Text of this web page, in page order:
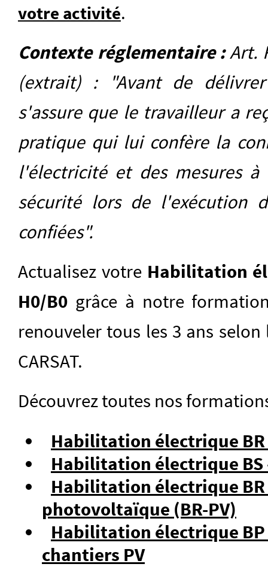
votre activité.
Contexte réglementaire :Art.
(extrait) : "Avant de
s'assure que le travailleur a
pratique qui lui confère la
l'électricité et des mesures
sécurité lors de l'exécution
confiées".
Actualisez votre Habilitation
H0/B0 grâce à notre
renouveler tous les 3 ans
CARSAT.
Découvrez toutes nos
Habilitation électrique BR
Habilitation électrique BS
Habilitation électrique
photovoltaïque (BR-PV)
Habilitation électrique
chantiers PV